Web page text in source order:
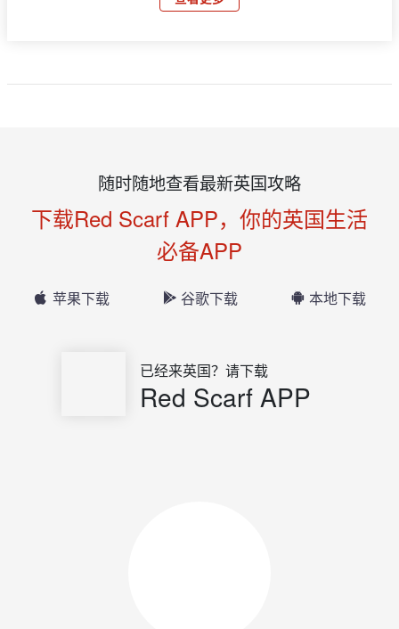
随时随地查看最新英国攻略
下载Red Scarf APP，你的英国生活
必备APP
苹果下载 谷歌下载 本地下载
已经来英国？请下载
Red Scarf APP